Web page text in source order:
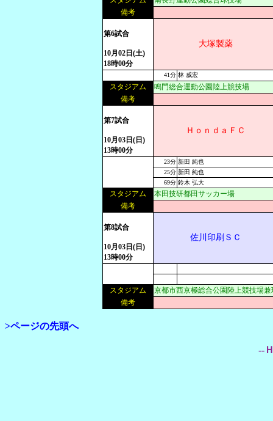
備考
第6試合
10月02日(土)
18時00分
大塚製薬
41分 林 威宏
スタジアム
鳴門総合運動公園陸上競技場
備考
第7試合
10月03日(日)
13時00分
ＨｏｎｄａＦＣ
23分 新田 純也
25分 新田 純也
69分 鈴木 弘大
スタジアム
本田技研都田サッカー場
備考
第8試合
10月03日(日)
13時00分
佐川印刷ＳＣ
スタジアム
京都市西京極総合公園陸上競技場兼
備考
>ページの先頭へ
--